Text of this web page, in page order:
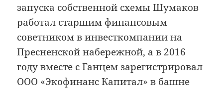
запуска собственной схемы Шумаков
работал старшим финансовым
советником в инвесткомпании на
Пресненской набережной, а в 2016
году вместе с Ганцем зарегистрировал
ООО «Экофинанс Капитал» в башне